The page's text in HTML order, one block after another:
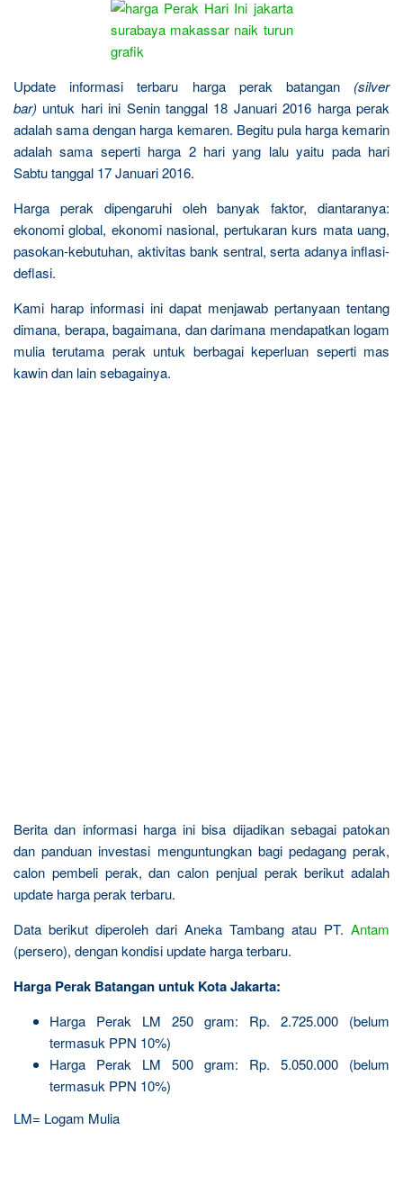
Update informasi terbaru harga perak batangan (silver
bar) untuk hari ini Senin tanggal 18 Januari 2016 harga perak
adalah sama dengan harga kemaren. Begitu pula harga kemarin
adalah sama seperti harga 2 hari yang lalu yaitu pada hari
Sabtu tanggal 17 Januari 2016.
Harga perak dipengaruhi oleh banyak faktor, diantaranya:
ekonomi global, ekonomi nasional, pertukaran kurs mata uang,
pasokan-kebutuhan, aktivitas bank sentral, serta adanya inflasi-
deflasi.
Kami harap informasi ini dapat menjawab pertanyaan tentang
dimana, berapa, bagaimana, dan darimana mendapatkan logam
mulia terutama perak untuk berbagai keperluan seperti mas
kawin dan lain sebagainya.
Berita dan informasi harga ini bisa dijadikan sebagai patokan
dan panduan investasi menguntungkan bagi pedagang perak,
calon pembeli perak, dan calon penjual perak berikut adalah
update harga perak terbaru.
Data berikut diperoleh dari Aneka Tambang atau PT. Antam
(persero), dengan kondisi update harga terbaru.
Harga Perak Batangan untuk Kota Jakarta:
Harga Perak LM 250 gram: Rp. 2.725.000 (belum
termasuk PPN 10%)
Harga Perak LM 500 gram: Rp. 5.050.000 (belum
termasuk PPN 10%)
LM= Logam Mulia